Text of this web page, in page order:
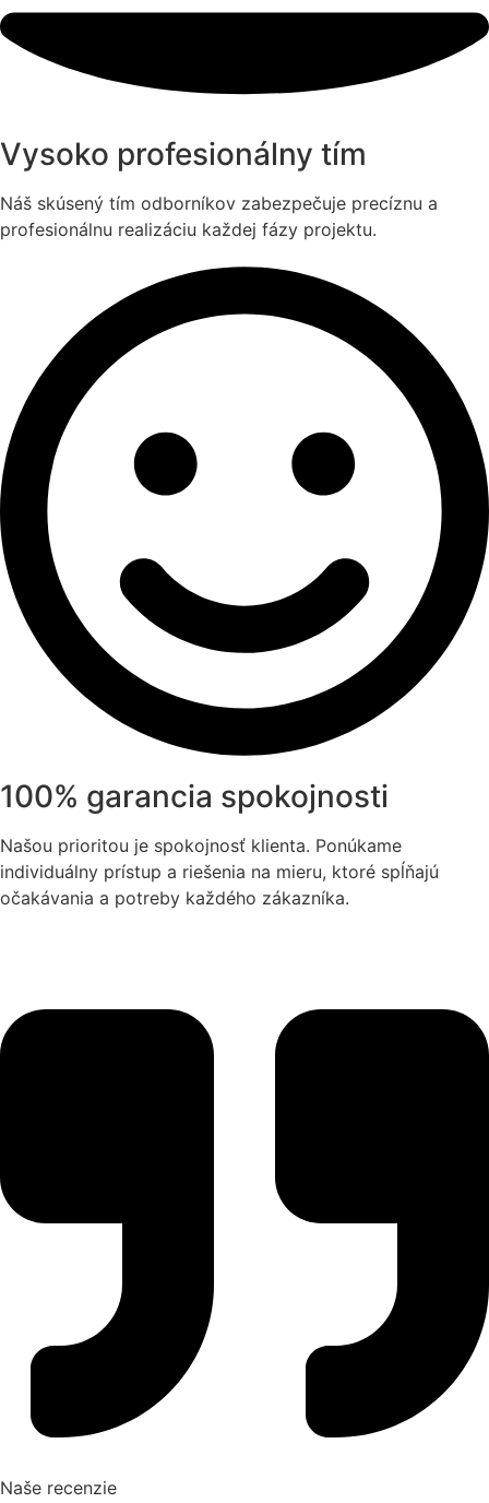
Vysoko profesionálny tím
Náš skúsený tím odborníkov zabezpečuje precíznu a
profesionálnu realizáciu každej fázy projektu.
100% garancia spokojnosti
Našou prioritou je spokojnosť klienta. Ponúkame
individuálny prístup a riešenia na mieru, ktoré spĺňajú
očakávania a potreby každého zákazníka.
Naše recenzie